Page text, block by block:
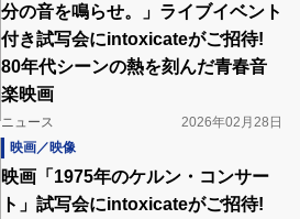
分の音を鳴らせ。」ライブイベント
付き試写会にintoxicateがご招待!
80年代シーンの熱を刻んだ青春音
楽映画
ニュース
2026年02月28日
映画／映像
映画「1975年のケルン・コンサー
ト」試写会にintoxicateがご招待!